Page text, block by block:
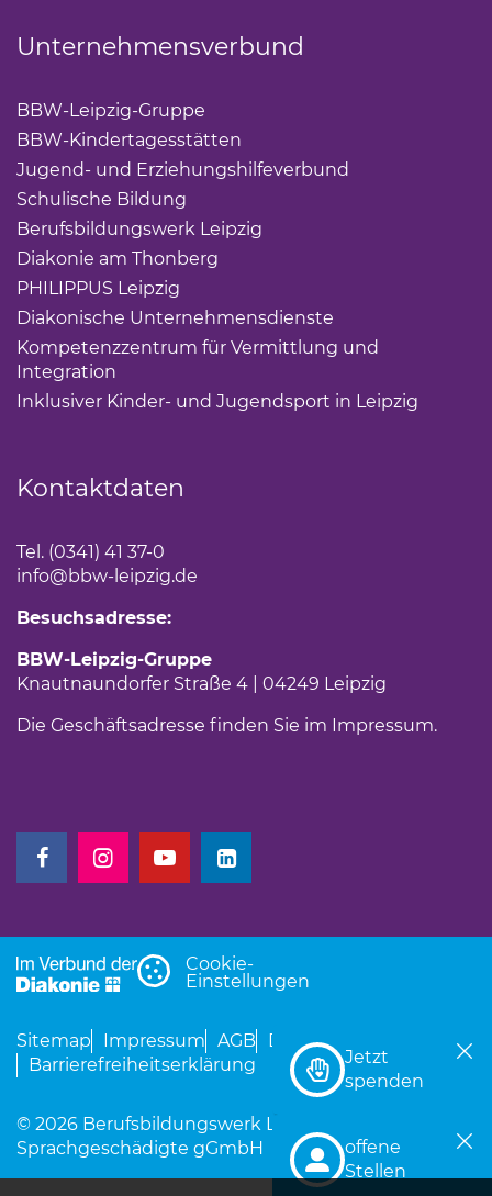
Jetzt
spenden
(Link öffnet einen
offene
Stellen
(Link öffnet einen
Unternehmensverbund
BBW-Leipzig-Gruppe
BBW-Kindertagesstätten
Jugend- und Erziehungshilfeverbund
Schulische Bildung
Berufsbildungswerk Leipzig
Diakonie am Thonberg
PHILIPPUS Leipzig
Diakonische Unternehmensdienste
Kompetenzzentrum für Vermittlung und
Integration
Inklusiver Kinder- und Jugendsport in Leipzig
Kontaktdaten
Tel. (0341) 41 37-0
info@bbw-leipzig.de
Besuchsadresse:
BBW-Leipzig-Gruppe
Knautnaundorfer Straße 4 | 04249 Leipzig
Die Geschäftsadresse finden Sie im Impressum.
(Link öffnet einen neuen Tab)
(Link öffnet einen neuen Tab)
(Link öffnet einen neuen Tab)
(Link öffnet einen neuen Tab)
Cookie-
Einstellungen
Sitemap Impressum AGB
Datenschutz
Barrierefreiheitserklärung
© 2026 Berufsbildungswerk Leipzig für Hör- und
Sprachgeschädigte gGmbH